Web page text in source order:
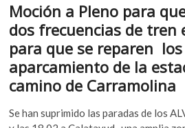
Moción a Pleno para
dos frecuencias de tren
para que se reparen
aparcamiento de la
camino de Carramolina
Se han suprimido las paradas de los